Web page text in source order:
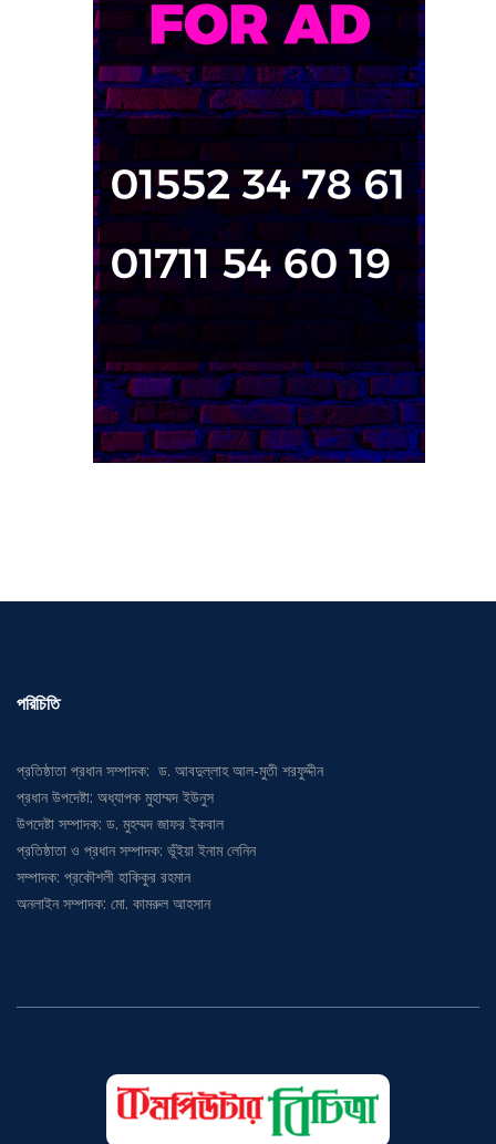
প্রধান উপদেষ্টা: অধ্যাপক মুহাম্মদ ইউনুস
উপদেষ্টা সম্পাদক: ড. মুহম্মদ জাফর ইকবাল
প্রতিষ্ঠাতা ও প্রধান সম্পাদক: ভূঁইয়া ইনাম লেনিন
সম্পাদক: প্রকৌশলী হাকিকুর রহমান
অনলাইন সম্পাদক: মো. কামরুল আহসান